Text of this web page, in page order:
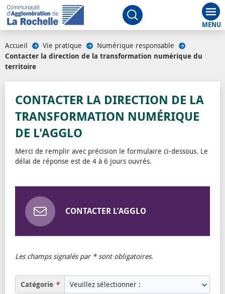
Ouvrir le moteur de
Accueil Vie pratique Numérique responsable
Contacter la direction de la transformation numérique du
territoire
CONTACTER LA DIRECTION DE LA
TRANSFORMATION NUMÉRIQUE
DE L'AGGLO
Merci de remplir avec précision le formulaire ci-dessous. Le
délai de réponse est de 4 à 6 jours ouvrés.
CONTACTER L’AGGLO
Les champs signalés par * sont obligatoires.
Catégorie